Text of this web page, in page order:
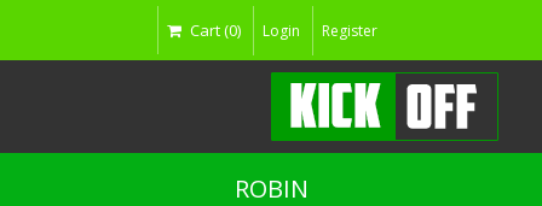
Cart (0) Login Register
ROBIN